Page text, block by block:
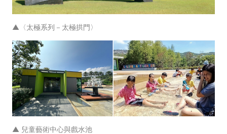
▲〈太極系列－太極拱門〉
▲ 兒童藝術中心與戲水池